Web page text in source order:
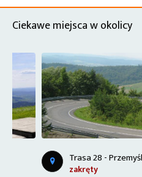
Ciekawe miejsca w okolicy
Trasa 28 - Przemyśl, Sanok
zakręty